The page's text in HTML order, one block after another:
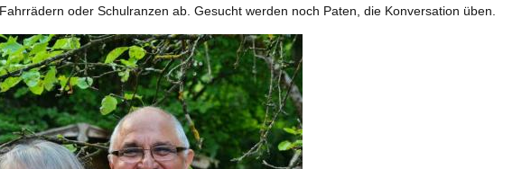
oder Schulranzen ab. Gesucht werden noch Paten, die Konversation üben.